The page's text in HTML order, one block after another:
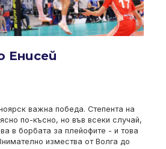
Енисей
важна победа. Степента на
по-късно, но във всеки случай,
в борбата за плейофите - и това
измества от Волга до